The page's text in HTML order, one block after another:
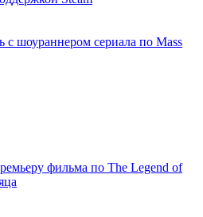
с шоураннером сериала по Mass
фильма по The Legend of